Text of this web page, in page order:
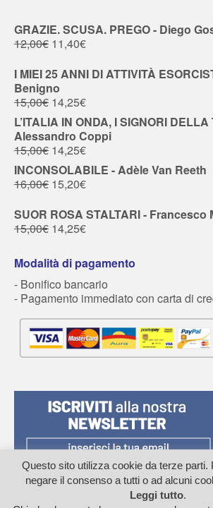
GRAZIE. SCUSA. PREGO - Diego
12,00€ 11,40€
I MIEI 25 ANNI DI ATTIVITÀ
Benigno
15,00€ 14,25€
L’ITALIA IN ONDA, I SIGNORI DELLA
Alessandro Coppi
15,00€ 14,25€
INCONSOLABILE - Adèle Van Reeth
16,00€ 15,20€
SUOR ROSA STALTARI - Francesco
15,00€ 14,25€
Modalità di pagamento
- Bonifico bancario
- Pagamento immediato con carta di
Questo sito utilizza cookie da terze parti.
negare il consenso a tutti o ad alcuni
Leggi tutto.